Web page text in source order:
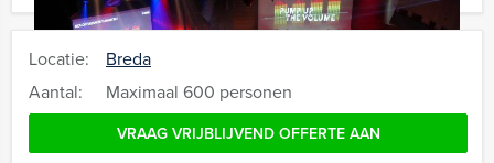
Locatie:
Breda
Aantal:
Maximaal 600 personen
VRAAG VRIJBLIJVEND OFFERTE AAN